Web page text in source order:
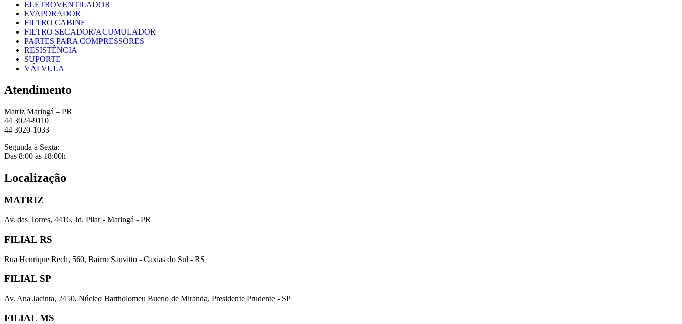
ELETROVENTILADOR
EVAPORADOR
FILTRO CABINE
FILTRO SECADOR/ACUMULADOR
PARTES PARA COMPRESSORES
RESISTÊNCIA
SUPORTE
VÁLVULA
Atendimento
Matriz Maringá – PR
44 3024-9110
44 3020-1033
Segunda à Sexta:
Das 8:00 às 18:00h
Localização
MATRIZ
Av. das Torres, 4416, Jd. Pilar - Maringá - PR
FILIAL RS
Rua Henrique Rech, 560, Bairro Sanvitto - Caxias do Sul - RS
FILIAL SP
Av. Ana Jacinta, 2450, Núcleo Bartholomeu Bueno de Miranda, Presidente Prudente - SP
FILIAL MS